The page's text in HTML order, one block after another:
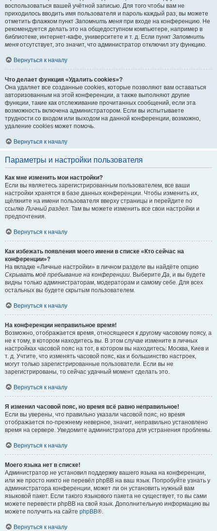
воспользоваться вашей учётной записью. Для того чтобы вам не
приходилось вводить имя пользователя и пароль каждый раз, вы можете
отметить флажком пункт Запомнить меня при входе на конференцию. Не
рекомендуется делать это на общедоступном компьютере, например в
библиотеке, интернет-кафе, университете и т. д. Если пункт Запомнить
меня отсутствует, это значит, что администратор отключил эту функцию.
Вернуться к началу
Что делает функция «Удалить cookies»?
Она удаляет все созданные cookies, которые позволяют вам оставаться
авторизованным на этой конференции, а также выполняют другие
функции, такие как отслеживание прочитанных сообщений, если эта
возможность включена администратором. Если вы испытываете
трудности со входом или выходом на данной конференции, возможно,
удаление cookies может помочь.
Вернуться к началу
Параметры и настройки пользователя
Как мне изменить мои настройки?
Если вы являетесь зарегистрированным пользователем, все ваши
настройки хранятся в базе данных конференции. Чтобы изменить их,
щёлкните на имени пользователя вверху страницы и перейдите по
ссылкеЛичный раздел. Там вы можете изменить все свои настройки и
предпочтения.
Вернуться к началу
Как избежать появления моего имени в списке «Кто сейчас на
конференции»?
На вкладке «Личные настройки» в личном разделе вы найдёте опцию
Скрывать моё пребывание на конференции. ВыберитеДа, и вы будете
видны только администраторам, модераторам и самому себе. Для всех
остальных вы будете скрытым пользователем.
Вернуться к началу
На конференции неправильное время!
Возможно, отображается время, относящееся к другому часовому поясу, а
не к тому, в котором находитесь вы. В этом случае измените в личных
настройках часовой пояс на тот, в котором вы находитесь: Москва, Киев и
т. д. Учтите, что изменять часовой пояс, как и большинство настроек,
могут только зарегистрированные пользователи. Если вы не
зарегистрированы, то сейчас удачный момент сделать это.
Вернуться к началу
Я изменил часовой пояс, но время всё равно неправильное!
Если вы уверены, что правильно указали часовой пояс, но время
отображается по-прежнему неверное, значит, неправильно установлено
время на сервере. Уведомите администратора для устранения проблемы.
Вернуться к началу
Моего языка нет в списке!
Администратор не установил поддержку вашего языка на конференции,
или же просто никто не перевёл phpBB на ваш язык. Попробуйте узнать у
администратора конференции, может ли он установить нужный вам
языковой пакет. Если такого языкового пакета не существует, то вы сами
можете перевести phpBB на свой язык. Дополнительную информацию вы
можете получить на сайте phpBB®.
Вернуться к началу